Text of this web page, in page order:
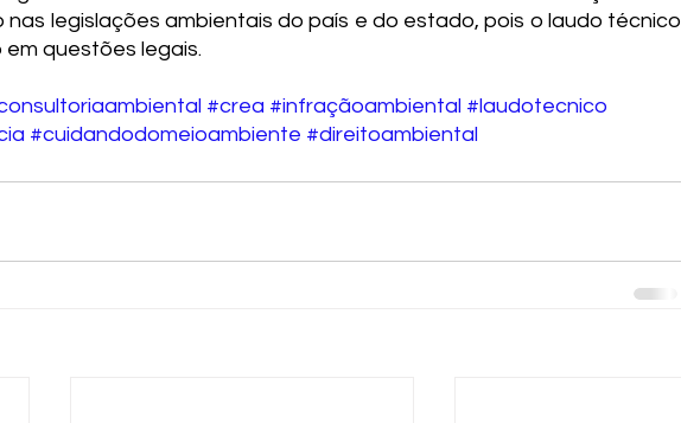
legislações ambientais do país e do estado, pois o laudo técnico
questões legais.
#crea #infraçãoambiental #laudotecnico
#cuidandodomeioambiente #direitoambiental